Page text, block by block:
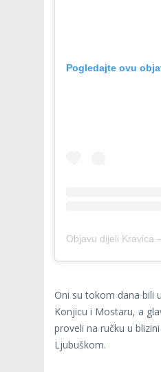
Pogledajte ovu
Oni su tokom dana bili
Konjicu i Mostaru, a
proveli na ručku u
Ljubuškom.